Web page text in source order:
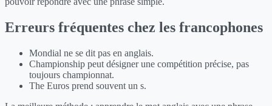
Erreurs fréquentes chez les francophones
Mondial ne se dit pas en anglais.
Championship peut désigner une compétition précise, pas
toujours championnat.
The Euros prend souvent un s.